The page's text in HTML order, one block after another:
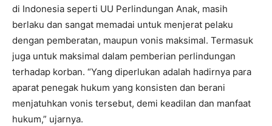
di Indonesia seperti UU Perlindungan Anak, masih
berlaku dan sangat memadai untuk menjerat pelaku
dengan pemberatan, maupun vonis maksimal. Termasuk
juga untuk maksimal dalam pemberian perlindungan
terhadap korban. “Yang diperlukan adalah hadirnya para
aparat penegak hukum yang konsisten dan berani
menjatuhkan vonis tersebut, demi keadilan dan manfaat
hukum,” ujarnya.